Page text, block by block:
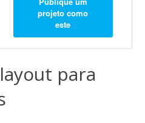
projeto como
este
para